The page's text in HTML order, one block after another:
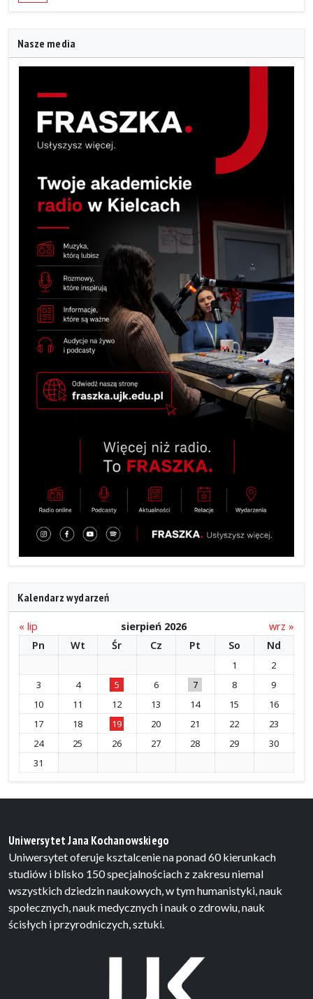
Nasze media
Kalendarz wydarzeń
« lip sierpień 2026
wrz »
Pn
Wt Śr Cz Pt So Nd
1
2
3
4 5 6 7 8
9
10
11 12 13 14 15
16
17
18 19 20 21 22
23
24
25 26 27 28 29
30
31
Uniwersytet Jana Kochanowskiego
Uniwersytet oferuje ksztalcenie na ponad 60 kierunkach
studiów i blisko 150 specjalnościach z zakresu niemal
wszystkich dziedzin naukowych, w tym humanistyki, nauk
społecznych, nauk medycznych i nauk o zdrowiu, nauk
ścisłych i przyrodniczych, sztuki.